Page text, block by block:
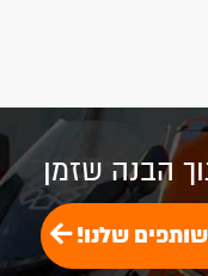
הבנה שזמן
שלנו!